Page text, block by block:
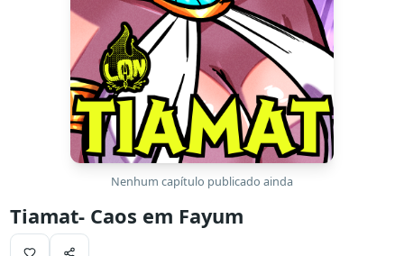
Nenhum capítulo publicado ainda
Tiamat- Caos em Fayum